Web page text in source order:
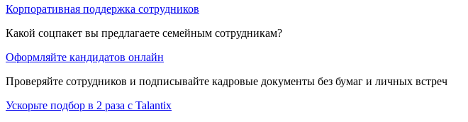
Корпоративная поддержка сотрудников
Какой соцпакет вы предлагаете семейным сотрудникам?
Оформляйте кандидатов онлайн
Проверяйте сотрудников и подписывайте кадровые документы без бумаг и личных встреч
Ускорьте подбор в 2 раза с Talantix